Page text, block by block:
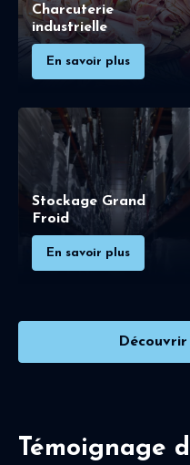
Charcuterie
industrielle
En savoir plus
Stockage Grand
Froid
En savoir plus
Témoignage